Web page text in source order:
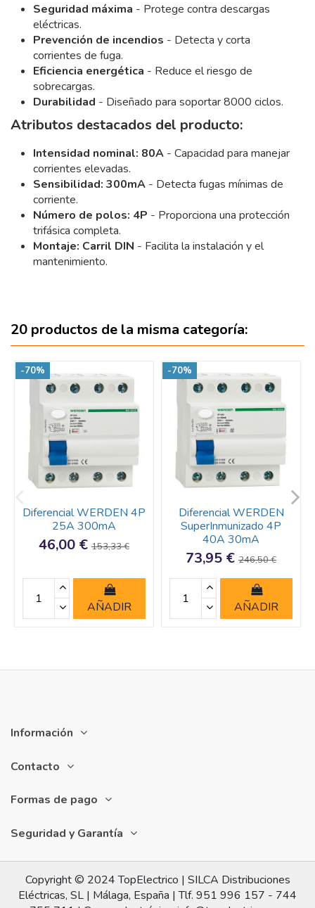
Seguridad máxima - Protege contra descargas
eléctricas.
Prevención de incendios - Detecta y corta
corrientes de fuga.
Eficiencia energética - Reduce el riesgo de
sobrecargas.
Durabilidad - Diseñado para soportar 8000 ciclos.
Atributos destacados del producto:
Intensidad nominal: 80A - Capacidad para manejar
corrientes elevadas.
Sensibilidad: 300mA - Detecta fugas mínimas de
corriente.
Número de polos: 4P - Proporciona una protección
trifásica completa.
Montaje: Carril DIN - Facilita la instalación y el
mantenimiento.
20 productos de la misma categoría:
-70%
Diferencial WERDEN 4P
25A 300mA
46,00 € 153,33 €
AÑADIR
-70%
Diferencial WERDEN
SuperInmunizado 4P
40A 30mA
73,95 € 246,50 €
AÑADIR
Información
Contacto
Formas de pago
Seguridad y Garantía
Copyright © 2024 TopElectrico | SILCA Distribuciones
Eléctricas, SL | Málaga, España | Tlf. 951 996 157 - 744